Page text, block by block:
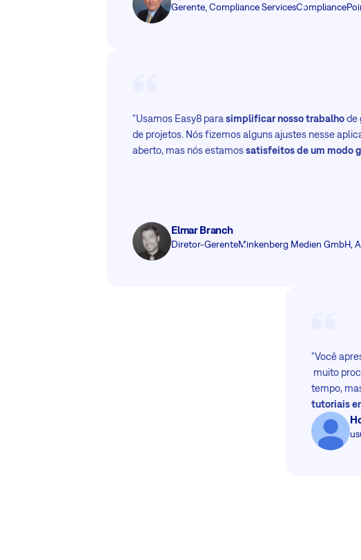
Gerente, Compliance Services
Elmar Branch
Diretor-GerenteMinkenberg Medien GmbH,
"Usamos Easy8 parasimplificar nosso trabalhode
de projetos. Nós fizemos alguns ajustes nesse
aberto, mas nós estamossatisfeitos de um modo
"Você
muito
tempo,
tutoriais